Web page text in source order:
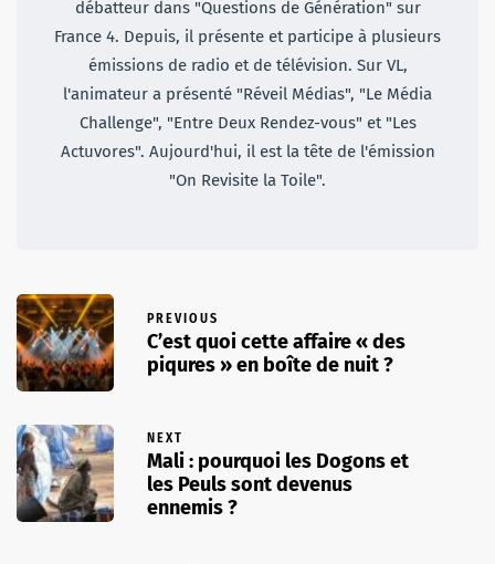
débatteur dans "Questions de Génération" sur
France 4. Depuis, il présente et participe à plusieurs
émissions de radio et de télévision. Sur VL,
l'animateur a présenté "Réveil Médias", "Le Média
Challenge", "Entre Deux Rendez-vous" et "Les
Actuvores". Aujourd'hui, il est la tête de l'émission
"On Revisite la Toile".
PREVIOUS
C’est quoi cette affaire « des
piqures » en boîte de nuit ?
NEXT
Mali : pourquoi les Dogons et
les Peuls sont devenus
ennemis ?